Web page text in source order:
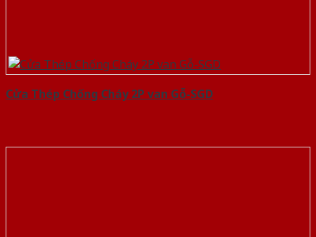
Cửa Thép Chống Cháy 2P van Gỗ-SGD